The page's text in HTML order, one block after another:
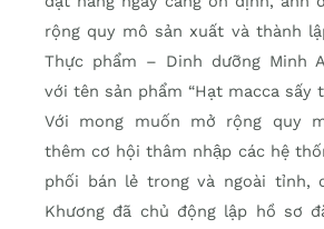
rộng quy mô sản xuất và thành
Thực phẩm – Dinh dưỡng Minh
với tên sản phẩm “Hạt macca sấy
Với mong muốn mở rộng quy
thêm cơ hội thâm nhập các hệ
phối bán lẻ trong và ngoài tỉnh,
Khương đã chủ động lập hồ sơ